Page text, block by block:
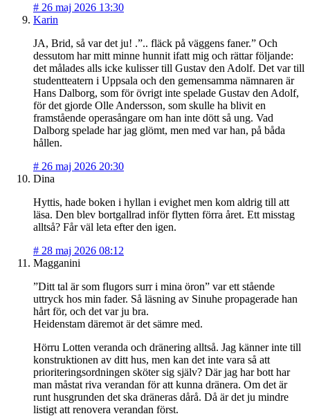
# 26 maj 2026 13:30
Karin
JA, Brid, så var det ju! .”.. fläck på väggens faner.” Och
dessutom har mitt minne hunnit ifatt mig och rättar följande:
det målades alls icke kulisser till Gustav den Adolf. Det var till
studentteatern i Uppsala och den gemensamma nämnaren är
Hans Dalborg, som för övrigt inte spelade Gustav den Adolf,
för det gjorde Olle Andersson, som skulle ha blivit en
framstående operasångare om han inte dött så ung. Vad
Dalborg spelade har jag glömt, men med var han, på båda
hållen.
# 26 maj 2026 20:30
Dina
Hyttis, hade boken i hyllan i evighet men kom aldrig till att
läsa. Den blev bortgallrad inför flytten förra året. Ett misstag
alltså? Får väl leta efter den igen.
# 28 maj 2026 08:12
Magganini
”Ditt tal är som flugors surr i mina öron” var ett stående
uttryck hos min fader. Så läsning av Sinuhe propagerade han
hårt för, och det var ju bra.
Heidenstam däremot är det sämre med.
Hörru Lotten veranda och dränering alltså. Jag känner inte till
konstruktionen av ditt hus, men kan det inte vara så att
prioriteringsordningen sköter sig själv? Där jag har bott har
man måstat riva verandan för att kunna dränera. Om det är
runt husgrunden det ska dräneras dårå. Då är det ju mindre
listigt att renovera verandan först.